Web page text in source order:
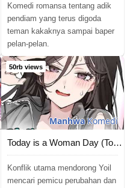
Komedi romansa tentang adik
pendiam yang terus digoda
teman kakaknya sampai baper
pelan-pelan.
50rb views
ManhwaKomedi
Today is a Woman Day (Today&#8217;s Han Yoil Is a Woman)
Konflik utama mendorong Yoil
mencari pemicu perubahan dan